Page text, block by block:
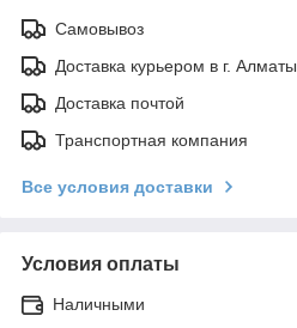
Самовывоз
Доставка курьером в г. Алматы
Доставка почтой
Транспортная компания
Все условия доставки
Условия оплаты
Наличными